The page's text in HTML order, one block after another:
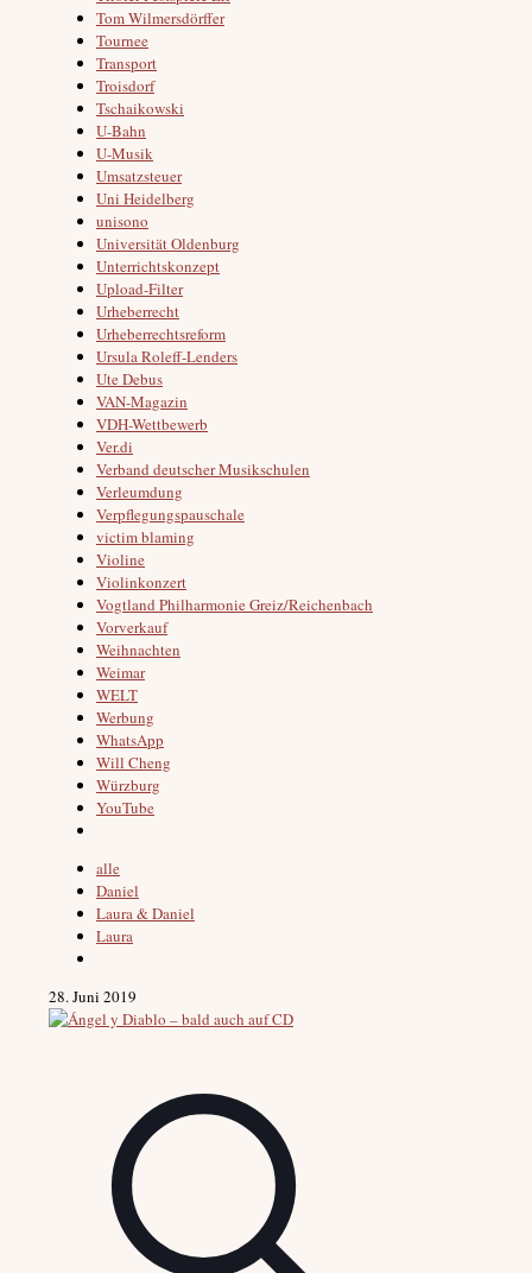
Tom Wilmersdörffer
Tournee
Transport
Troisdorf
Tschaikowski
U-Bahn
U-Musik
Umsatzsteuer
Uni Heidelberg
unisono
Universität Oldenburg
Unterrichtskonzept
Upload-Filter
Urheberrecht
Urheberrechtsreform
Ursula Roleff-Lenders
Ute Debus
VAN-Magazin
VDH-Wettbewerb
Ver.di
Verband deutscher Musikschulen
Verleumdung
Verpflegungspauschale
victim blaming
Violine
Violinkonzert
Vogtland Philharmonie Greiz/Reichenbach
Vorverkauf
Weihnachten
Weimar
WELT
Werbung
WhatsApp
Will Cheng
Würzburg
YouTube
alle
Daniel
Laura & Daniel
Laura
28. Juni 2019